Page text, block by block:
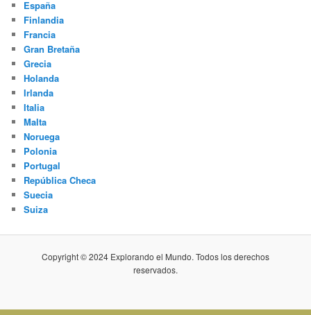
España
Finlandia
Francia
Gran Bretaña
Grecia
Holanda
Irlanda
Italia
Malta
Noruega
Polonia
Portugal
República Checa
Suecia
Suiza
Copyright © 2024 Explorando el Mundo. Todos los derechos
reservados.